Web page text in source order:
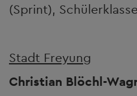
(Sprint),
Stadt Freyung
Christian Blöchl-